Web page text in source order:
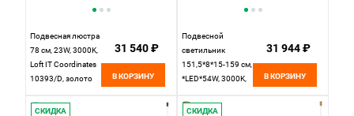
Подвесная люстра
78 см, 23W, 3000K,
Loft IT Coordinates
10393/D, золото
31 540 ₽
В КОРЗИНУ
Подвесной
светильник
151,5*8*15-159 см,
*LED*54W, 3000K,
MAN8961,
31 944 ₽
В КОРЗИНУ
СКИДКА СКИДКА